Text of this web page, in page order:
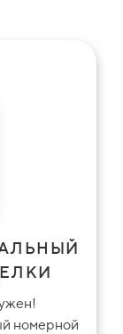
номерной